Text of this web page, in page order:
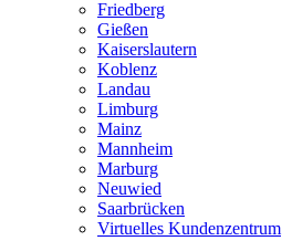
Friedberg
Gießen
Kaiserslautern
Koblenz
Landau
Limburg
Mainz
Mannheim
Marburg
Neuwied
Saarbrücken
Virtuelles Kundenzentrum